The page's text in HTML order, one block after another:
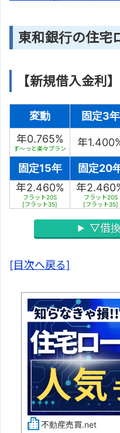
東和銀行の住
【新規借入金利】
変動 固定3年
年0.765%
ず～っと楽々プラン 年
固定15年 固定20
年2.460%
フラット20S
[フラット35]
年
フラット20S
[フラット35]
▽借
[目次へ戻る]
不動産売買.net